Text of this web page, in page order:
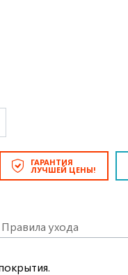
ГАРАНТИЯ
ЛУЧШЕЙ ЦЕНЫ!
Правила ухода